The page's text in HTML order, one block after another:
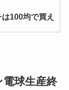
どこで売って
グストアにあ
える？ウエルシ
アで売ってる？
100均で買え
クリプトン電
球生産終